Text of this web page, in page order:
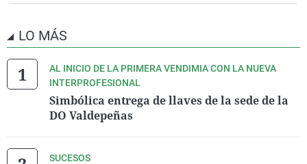
LO MÁS
AL INICIO DE LA PRIMERA VENDIMIA CON LA NUEVA
INTERPROFESIONAL
Simbólica entrega de llaves de la sede de la
DO Valdepeñas
SUCESOS